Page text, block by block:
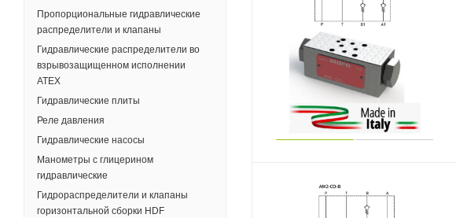
Пропорциональные гидравлические
распределители и клапаны
Гидравлические распределители во
взрывозащищенном исполнении
ATEX
Гидравлические плиты
Реле давления
Гидравлические насосы
Манометры с глицерином
гидравлические
Гидрораспределители и клапаны
горизонтальной сборки HDF